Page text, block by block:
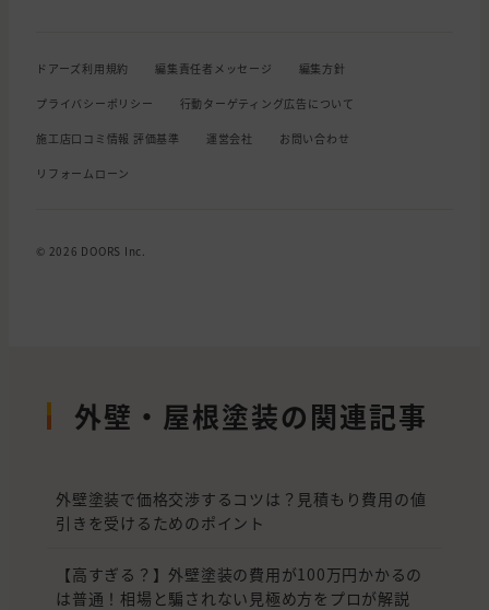
ドアーズ利用規約 編集責任者メッセージ 編集方針
プライバシーポリシー 行動ターゲティング広告について
施工店口コミ情報 評価基準 運営会社 お問い合わせ
リフォームローン
© 2026 DOORS Inc.
外壁・屋根塗装の関連記事
外壁塗装で価格交渉するコツは？見積もり費用の値
引きを受けるためのポイント
【高すぎる？】外壁塗装の費用が100万円かかるの
は普通！相場と騙されない見極め方をプロが解説